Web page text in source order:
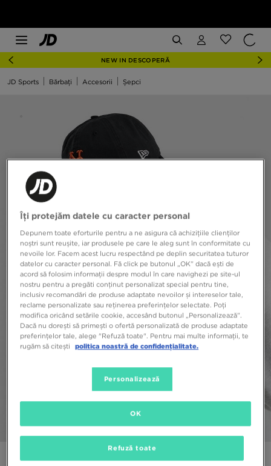
NEW IN DESCOPERĂ
JD Sports Bărbați Accesorii Șepci
NEW ERA ȘAPVĂ WASHED SCRIPT 920 METS NEW YORK
Îți protejăm datele cu caracter personal
Depunem toate eforturile pentru a ne asigura că achizițiile clienților
noștri sunt reușite, iar produsele pe care le aleg sunt în conformitate cu
nevoile lor. Facem acest lucru respectând pe deplin securitatea tuturor
datelor cu caracter personal. Fă click pe butonul „OK” dacă ești de
acord să folosim informații despre modul în care navighezi pe site-ul
nostru pentru a pregăti conținut personalizat special pentru tine,
inclusiv recomandări de produse adaptate nevoilor și intereselor tale,
reclame personalizate sau reținerea preferințelor selectate. Poți
modifica oricând setările cookie, accesând butonul „Personalizează”.
Dacă nu dorești să primești o ofertă personalizată de produse adaptate
preferințelor tale, alege "Refuză toate". Pentru mai multe informații, te
rugăm să citești
politica noastră de confidențialitate.
Personalizează
Refuză toate
OK